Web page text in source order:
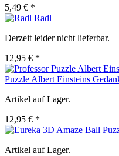
5,49 € *
Radl
Derzeit leider nicht lieferbar.
12,95 € *
Puzzle Albert Einsteins
Artikel auf Lager.
12,95 € *
Artikel auf Lager.